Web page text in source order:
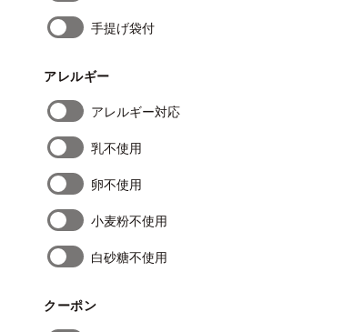
手提げ袋付
アレルギー
アレルギー対応
乳不使用
卵不使用
小麦粉不使用
白砂糖不使用
クーポン